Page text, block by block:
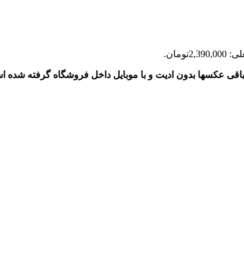
عکسها بدون ادیت و با موبایل داخل فروشگاه گرفته شده